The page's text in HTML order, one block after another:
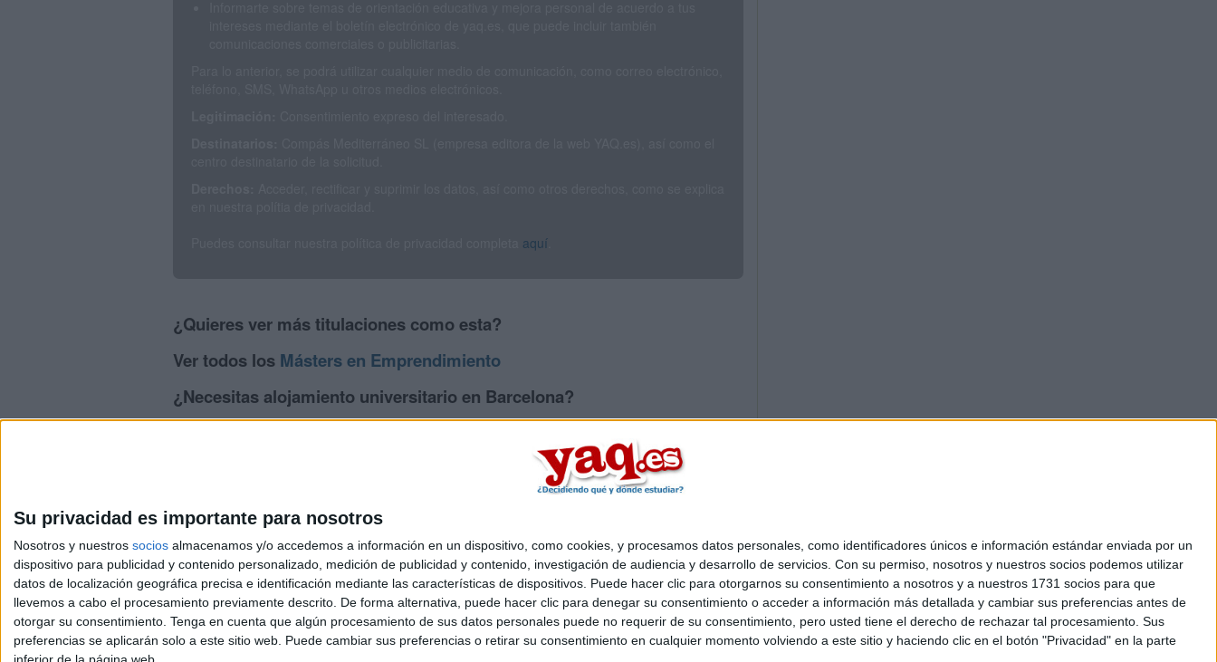
Su privacidad es importante para nosotros
Nosotros y nuestros socios almacenamos y/o accedemos a información en un dispositivo, como cookies, y procesamos datos personales, como identificadores únicos e información estándar enviada por un
dispositivo para publicidad y contenido personalizado, medición de publicidad y contenido, investigación de audiencia y desarrollo de servicios. Con su permiso, nosotros y nuestros socios podemos utilizar
datos de localización geográfica precisa e identificación mediante las características de dispositivos. Puede hacer clic para otorgarnos su consentimiento a nosotros y a nuestros 1731 socios para que
llevemos a cabo el procesamiento previamente descrito. De forma alternativa, puede hacer clic para denegar su consentimiento o acceder a información más detallada y cambiar sus preferencias antes de
otorgar su consentimiento. Tenga en cuenta que algún procesamiento de sus datos personales puede no requerir de su consentimiento, pero usted tiene el derecho de rechazar tal procesamiento. Sus
preferencias se aplicarán solo a este sitio web. Puede cambiar sus preferencias o retirar su consentimiento en cualquier momento volviendo a este sitio y haciendo clic en el botón "Privacidad" en la parte
aquí
¿Quieres ver más titulaciones como esta?
Ver todos los Másters en Emprendimiento
¿Necesitas alojamiento universitario en Barcelona?
>> Residencias de estudiantes y colegios mayores en Barcelona
Quiénes somos|Contactar|Anúnciate
Aviso legal|Politica de privacidad|Condiciones generales|Política de cookies
© 2003-2026Compás Mediterráneo S.L.- Diego de León 47 - 28006 Madrid [ESPAÑA] - Tel. +34 91 593 2767